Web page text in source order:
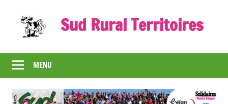
content
Sud Rural Territoires
syndicat
qui
et
MENU